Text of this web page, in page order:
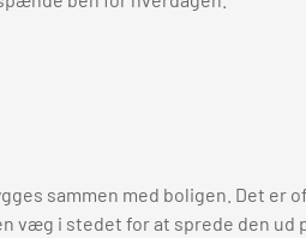
sammen med boligen. Det er
væg i stedet for at sprede den ud